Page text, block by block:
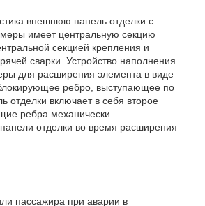
внешнюю панель отделки с
имеет центральную секцию
секцией крепления и
сварки. Устройство наполнения
для расширения элемента в виде
ребро, выступающее по
включает в себя второе
ребра механически
отделки во время расширения
пассажира при аварии в